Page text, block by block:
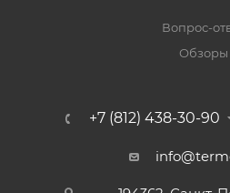
Вопрос-
Обзоры
+7 (812) 438-30-90